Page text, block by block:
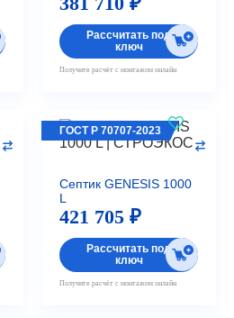
Рассчитать под
ключ
Получите расчёт с монтажом онлайн
Септик GENESIS 1000
L
ГОСТ Р 70707-2023
421 705 ₽
Рассчитать под
ключ
Получите расчёт с монтажом онлайн